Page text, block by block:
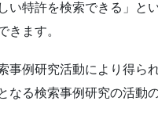
い特許を検索できる」と
きます。
事例研究活動により得ら
なる検索事例研究の活動